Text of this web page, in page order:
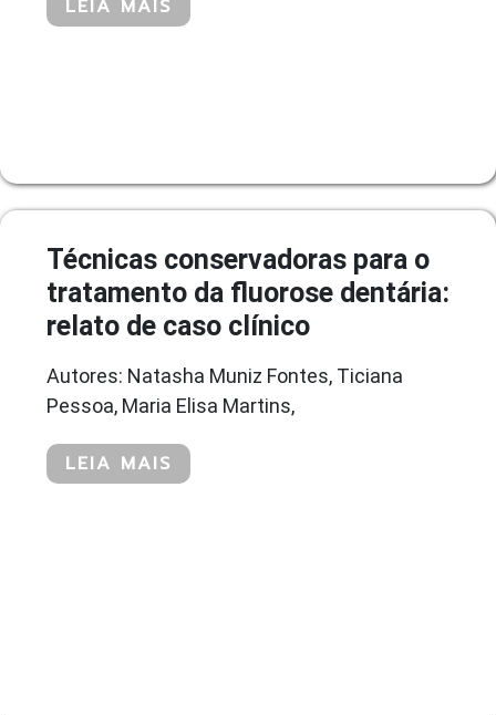
LEIA MAIS
Técnicas conservadoras para o
tratamento da fluorose dentária:
relato de caso clínico
Autores: Natasha Muniz Fontes, Ticiana
Pessoa, Maria Elisa Martins,
LEIA MAIS